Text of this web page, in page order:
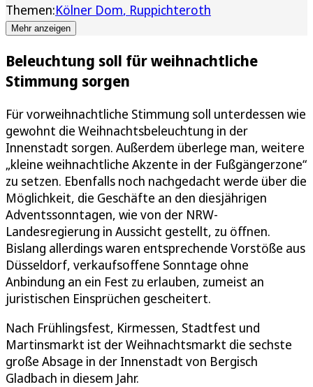
Themen:Kölner Dom Ruppichteroth
Mehr anzeigen
Beleuchtung soll für weihnachtliche
Stimmung sorgen
Für vorweihnachtliche Stimmung soll unterdessen wie
gewohnt die Weihnachtsbeleuchtung in der
Innenstadt sorgen. Außerdem überlege man, weitere
„kleine weihnachtliche Akzente in der Fußgängerzone“
zu setzen. Ebenfalls noch nachgedacht werde über die
Möglichkeit, die Geschäfte an den diesjährigen
Adventssonntagen, wie von der NRW-
Landesregierung in Aussicht gestellt, zu öffnen.
Bislang allerdings waren entsprechende Vorstöße aus
Düsseldorf, verkaufsoffene Sonntage ohne
Anbindung an ein Fest zu erlauben, zumeist an
juristischen Einsprüchen gescheitert.
Nach Frühlingsfest, Kirmessen, Stadtfest und
Martinsmarkt ist der Weihnachtsmarkt die sechste
große Absage in der Innenstadt von Bergisch
Gladbach in diesem Jahr.